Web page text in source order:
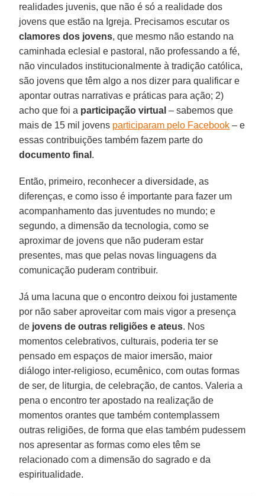
realidades juvenis, que não é só a realidade dos
jovens que estão na Igreja. Precisamos escutar os
clamores dos jovens, que mesmo não estando na
caminhada eclesial e pastoral, não professando a fé,
não vinculados institucionalmente à tradição católica,
são jovens que têm algo a nos dizer para qualificar e
apontar outras narrativas e práticas para ação; 2)
acho que foi a participação virtual – sabemos que
mais de 15 mil jovens participaram pelo Facebook – e
essas contribuições também fazem parte do
documento final .
Então, primeiro, reconhecer a diversidade, as
diferenças, e como isso é importante para fazer um
acompanhamento das juventudes no mundo; e
segundo, a dimensão da tecnologia, como se
aproximar de jovens que não puderam estar
presentes, mas que pelas novas linguagens da
comunicação puderam contribuir.
Já uma lacuna que o encontro deixou foi justamente
por não saber aproveitar com mais vigor a presença
de jovens de outras religiões e ateus. Nos
momentos celebrativos, culturais, poderia ter se
pensado em espaços de maior imersão, maior
diálogo inter-religioso, ecumênico, com outas formas
de ser, de liturgia, de celebração, de cantos. Valeria a
pena o encontro ter apostado na realização de
momentos orantes que também contemplassem
outras religiões, de forma que elas também pudessem
nos apresentar as formas como eles têm se
relacionado com a dimensão do sagrado e da
espiritualidade.